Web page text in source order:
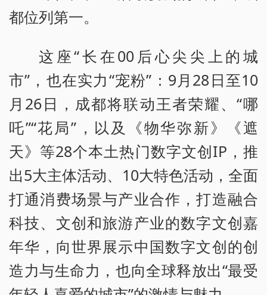
都位列第一。
这座“长在00后心尖尖上的城
市”，也在实力“宠粉”：9月28日至10
月26日，成都将联动王者荣耀、“哪
吒”“花局”，以及《物华弥新》《遮
天》等28个本土热门数字文创IP，推
出5大主体活动、10大特色活动，全面
打通消费场景与产业合作，打造融合
科技、文创和旅游产业的数字文创嘉
年华，向世界展示中国数字文创的创
造力与生命力，也向全球释放出“最受